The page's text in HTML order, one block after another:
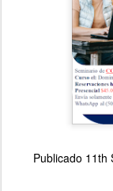
Publicado 11th